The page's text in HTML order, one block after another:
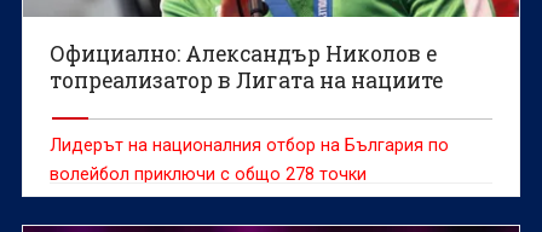
Официално: Александър Николов е
топреализатор в Лигата на нациите
Лидерът на националния отбор на България по
волейбол приключи с общо 278 точки